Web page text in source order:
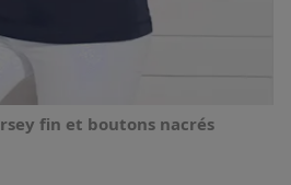
fin et boutons nacrés